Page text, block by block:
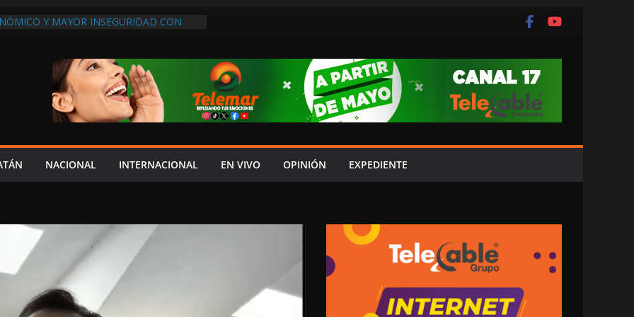
Y MAYOR INSEGURIDAD CON
AVISO, SEDUMOP CIERRA TRAMO DE
OBREGÓN Y CAUSA CAOS VIAL;
EN POMUCH, HECELCHAKÁN; ¿Y LA
PRESUMEN LAYDA Y MARCELA?
NACIONAL INTERNACIONAL EN VIVO OPINIÓN EXPEDIENTE